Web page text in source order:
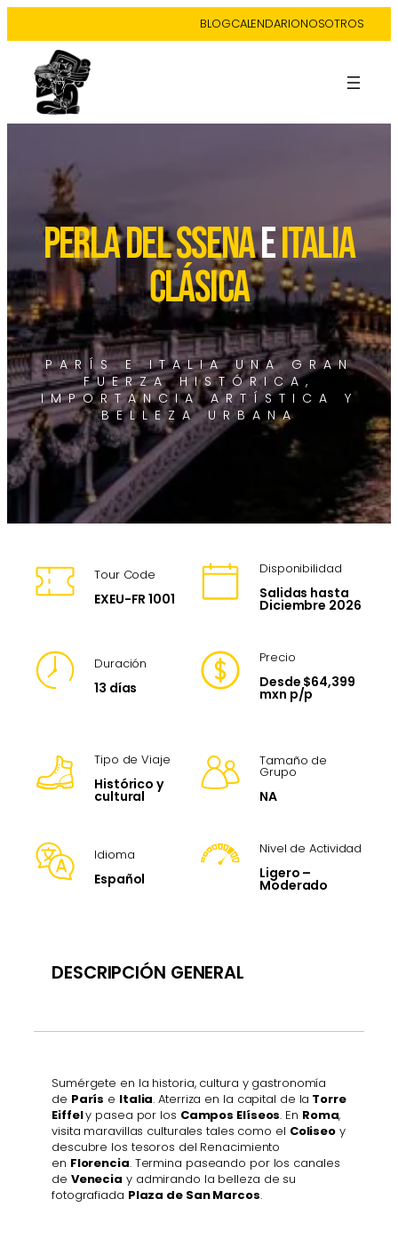
BLOGCALENDARIONOSOTROS
perla del ssenaeitalia
clásica
PARÍS E ITALIA UNA GRAN
FUERZA HISTÓRICA,
IMPORTANCIA ARTÍSTICA Y
BELLEZA URBANA
Tour Code
EXEU-FR 1001
Disponibilidad
Salidas hasta
Diciembre 2026
Duración
13 días
Precio
Desde $64,399
mxn p/p
Tipo de Viaje
Histórico y
cultural
Tamaño de
Grupo
NA
Idioma
Español
Nivel de Actividad
Ligero –
Moderado
DESCRIPCIÓN GENERAL
Sumérgete en la historia, cultura y gastronomía
de París e Italia. Aterriza en la capital de la Torre
Eiffely pasea por los Campos Elíseos. En Roma,
visita maravillas culturales tales como el Coliseo y
descubre los tesoros del Renacimiento
en Florencia. Termina paseando por los canales
de Venecia y admirando la belleza de su
fotografiada Plaza de San Marcos.